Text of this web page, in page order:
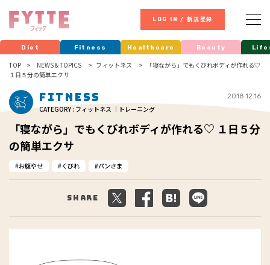
LOG IN / 新規登録
Diet Fitness Healthcare Beauty
TOP NEWS & TOPICS フィットネス
「寝ながら」でもくびれボディが作れる♡
１日５分の簡単エクサ
Fitness
CATEGORY : フィットネス ｜トレーニング
2018.12.16
「寝ながら」でもくびれボディが作れる♡ １日５分
の簡単エクサ
お腹やせ くびれ パンさま
Share